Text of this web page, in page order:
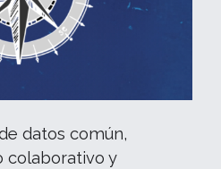
datos común,
colaborativo y